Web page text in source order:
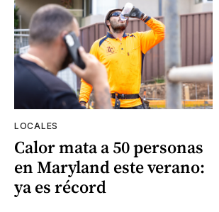
LOCALES
Calor mata a 50 personas
en Maryland este verano:
ya es récord